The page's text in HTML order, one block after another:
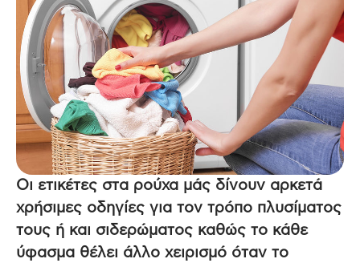
Οι ετικέτες στα ρούχα μάς δίνουν αρκετά
χρήσιμες οδηγίες για τον τρόπο πλυσίματος
τους ή και σιδερώματος καθώς το κάθε
ύφασμα θέλει άλλο χειρισμό όταν το